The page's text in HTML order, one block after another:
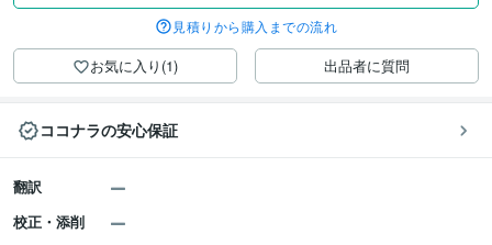
見積りから購入までの流れ
お気に入り(1) 出品者に質問
ココナラの安心保証
翻訳
校正・添削